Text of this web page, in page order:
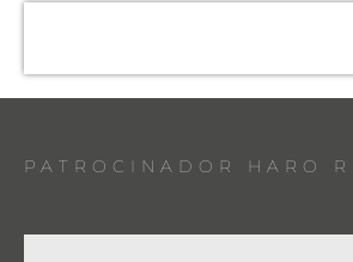
PATROCINADOR HARO